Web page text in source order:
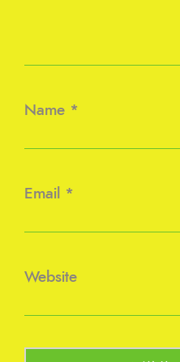
Name *
Email *
Website